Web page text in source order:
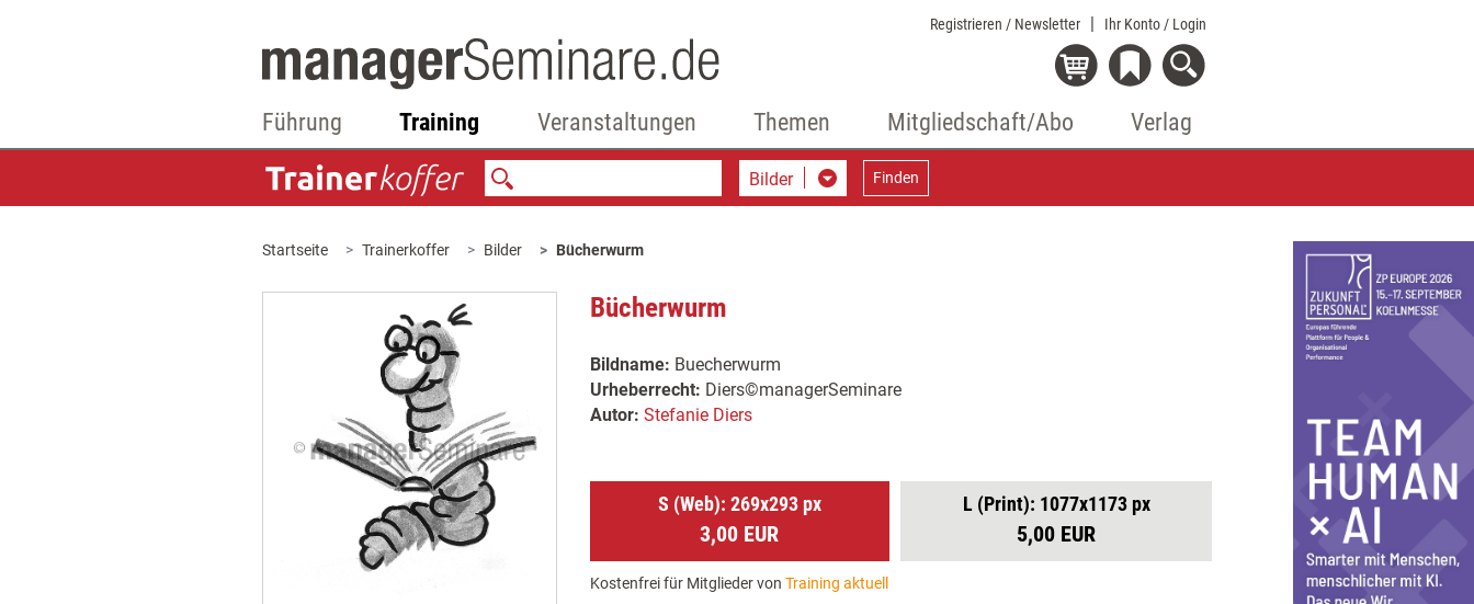
Registrieren / Newsletter Ihr Konto / Login
Führung Training Veranstaltungen Themen Mitgliedschaft/Abo Verlag
Bilder Finden
Startseite Trainerkoffer Bilder Bücherwurm
Bücherwurm
Bildname: Buecherwurm
Urheberrecht: Diers©managerSeminare
Autor: Stefanie Diers
S (Web): 269x293 px
3,00 EUR
L (Print): 1077x1173 px
5,00 EUR
Kostenfrei für Mitglieder von Training aktuell